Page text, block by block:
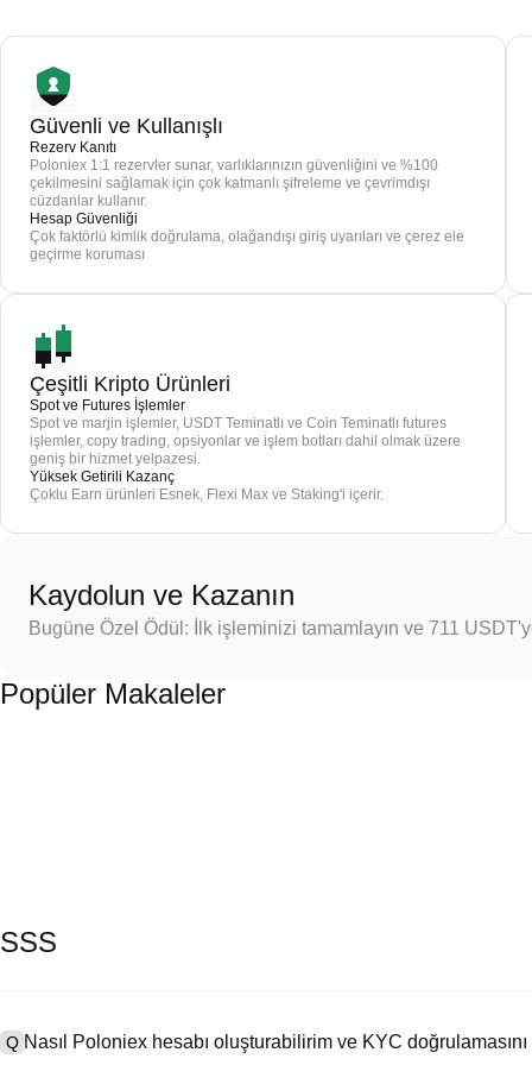
Güvenli ve Kullanışlı
Rezerv Kanıtı
Poloniex 1:1 rezervler sunar, varlıklarınızın güvenliğini ve %100
çekilmesini sağlamak için çok katmanlı şifreleme ve çevrimdışı
cüzdanlar kullanır.
Hesap Güvenliği
Çok faktörlü kimlik doğrulama, olağandışı giriş uyarıları ve çerez ele
geçirme koruması
Çeşitli Kripto Ürünleri
Spot ve Futures İşlemler
Spot ve marjin işlemler, USDT Teminatlı ve Coin Teminatlı futures
işlemler, copy trading, opsiyonlar ve işlem botları dahil olmak üzere
geniş bir hizmet yelpazesi.
Yüksek Getirili Kazanç
Çoklu Earn ürünleri Esnek, Flexi Max ve Staking'i içerir.
Kaydolun ve Kazanın
Bugüne Özel Ödül: İlk işleminizi tamamlayın ve 711
Popüler Makaleler
SSS
Q Nasıl Poloniex hesabı oluşturabilirim ve KYC